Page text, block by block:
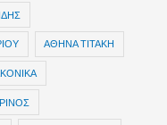
ΑΘΗΝΑ ΤΙΤΑΚΗ